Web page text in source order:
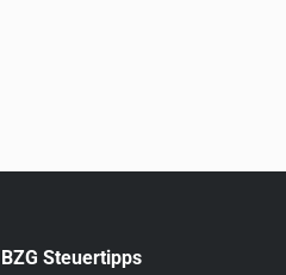
BZG Steuertipps